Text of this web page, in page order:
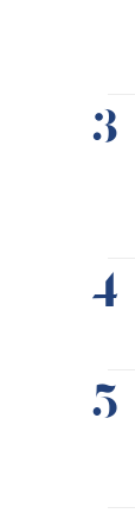
3
4
5